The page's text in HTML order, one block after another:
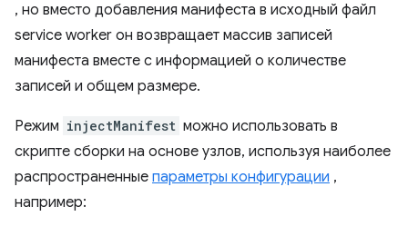
, но вместо добавления манифеста в исходный файл
service worker он возвращает массив записей
манифеста вместе с информацией о количестве
записей и общем размере.
Режим injectManifest можно использовать в
скрипте сборки на основе узлов, используя наиболее
распространенные параметры конфигурации ,
например: